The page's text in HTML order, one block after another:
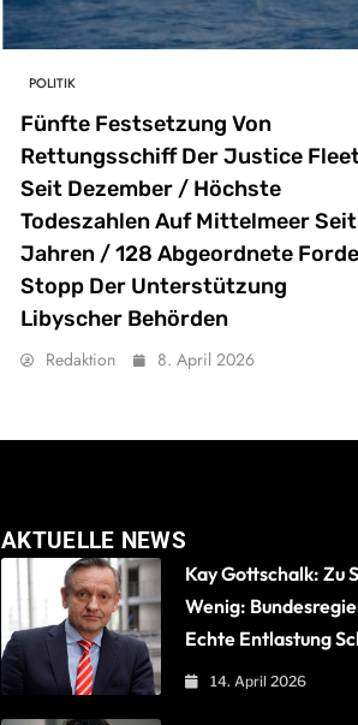
POLITIK
Fünfte Festsetzung Von
Rettungsschiff Der Justice
Seit Dezember / Höchste
Todeszahlen Auf Mittelmeer Seit
Jahren / 128 Abgeordnete
Stopp Der Unterstützung
Libyscher Behörden
Redaktion 8. April 2026
AKTUELLE NEWS
Kay Gottschalk: Zu
Wenig:
Echte Entlastung
14. April 2026